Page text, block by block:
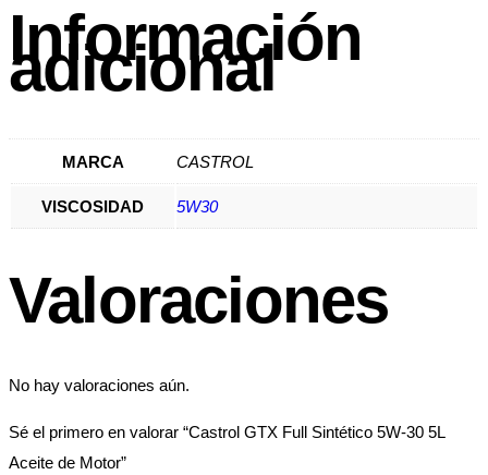
Información
adicional
MARCA CASTROL
VISCOSIDAD 5W30
Valoraciones
No hay valoraciones aún.
Sé el primero en valorar “Castrol GTX Full Sintético 5W-30 5L
Aceite de Motor”